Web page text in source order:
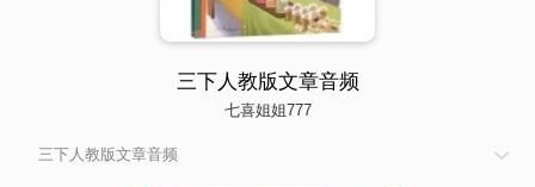
三下人教版文章音频
七喜姐姐777
三下人教版文章音频